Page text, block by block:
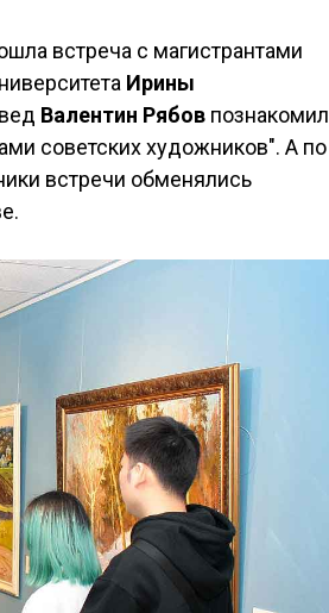
встреча с магистрантами
Ирины
Валентин Рябов познакомил
советских художников". А по
встречи обменялись